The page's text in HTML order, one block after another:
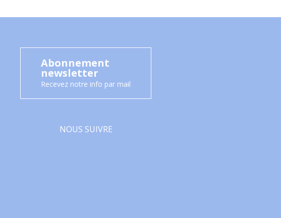
Abonnement
newsletter
Recevez notre info par mail
NOUS SUIVRE